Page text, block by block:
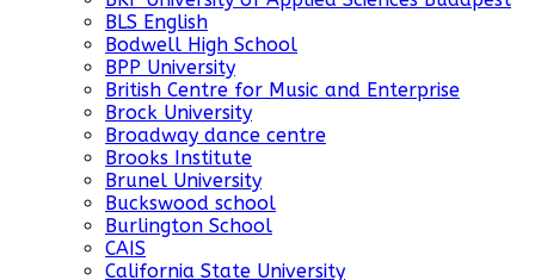
BLS English
Bodwell High School
BPP University
British Centre for Music and Enterprise
Brock University
Broadway dance centre
Brooks Institute
Brunel University
Buckswood school
Burlington School
CAIS
California State University